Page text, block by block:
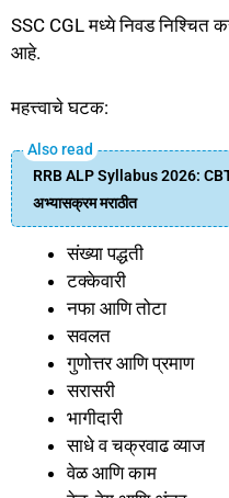
SSC CGL मध्ये निवड निश्चित
आहे.
महत्त्वाचे घटक:
RRB ALP Syllabus 2026:
अभ्यासक्रम मराठीत
संख्या पद्धती
टक्केवारी
नफा आणि तोटा
सवलत
गुणोत्तर आणि प्रमाण
सरासरी
भागीदारी
साधे व चक्रवाढ व्याज
वेळ आणि काम